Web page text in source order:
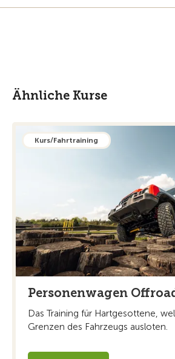
Ähnliche Kurse
Kurs/Fahrtraining
Personenwagen
Das Training für Hartgesottene,
Grenzen des Fahrzeugs ausloten.